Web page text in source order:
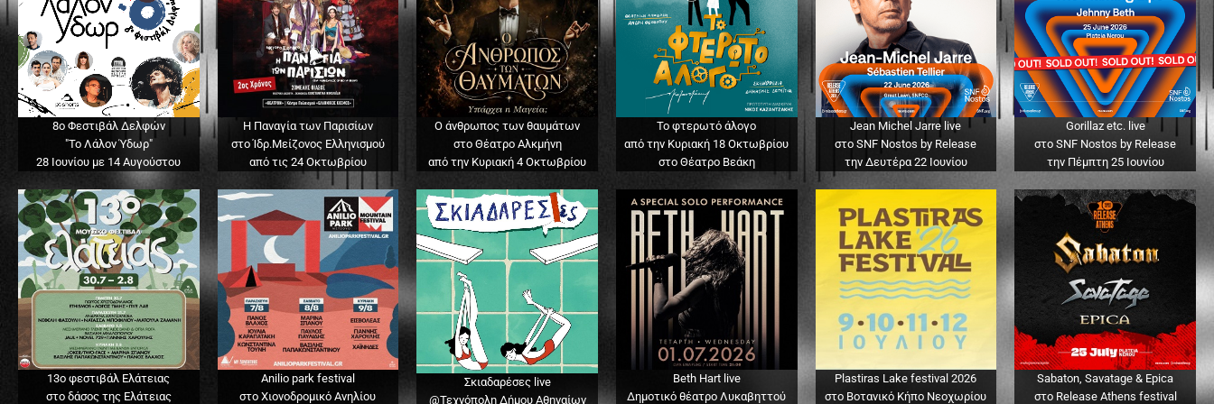
8ο Φεστιβάλ Δελφών
"Το Λάλον Ύδωρ"
28 Ιουνίου με 14 Αυγούστου
Η Παναγία των Παρισίων
στο Ίδρ.Μείζονος Ελληνισμού
από τις 24 Οκτωβρίου
Ο άνθρωπος των θαυμάτων
στο Θέατρο Αλκμήνη
από την Κυριακή 4 Οκτωβρίου
Το φτερωτό άλογο
από την Κυριακή 18 Οκτωβρίου
στο Θέατρο Βεάκη
Jean Michel Jarre live
στο SNF Nostos by Release
την Δευτέρα 22 Ιουνίου
Gorillaz etc. live
στο SNF Nostos by Release
την Πέμπτη 25 Ιουνίου
13o φεστιβάλ Ελάτειας
στο δάσος της Ελάτειας
Anilio park festival
στο Χιονοδρομικό Ανηλίου
Σκιαδαρέσες live
@Τεχνόπολη Δήμου Αθηναίων
Beth Hart live
Δημοτικό θέατρο Λυκαβηττού
Plastiras Lake festival 2026
στο Βοτανικό Κήπο Νεοχωρίου
Sabaton, Savatage & Epica
στο Release Athens festival